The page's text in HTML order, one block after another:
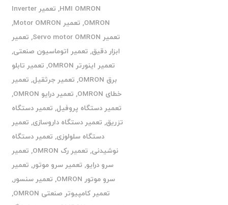
HMI OMRON
,
تعمیر Inverter
OMRON
, تعمیر Motor OMRON
,
تعمیر Servo motor OMRON
, تعمیر
ابزار دقیق, تعمیر اتوماسیون صنعتی,
تعمیر اینورتر OMRON
, تعمیر تابلو
برق OMRON
, تعمیر جرثقیل, تعمیر
خطای OMRON
, تعمیر درایو OMRON
,
تعمیر دستگاه پروفیل, تعمیر دستگاه
تزریق, تعمیر دستگاه داروسازی, تعمیر
دستگاه سلولوزی, تعمیر دستگاه
نوشیدنی, تعمیر رک OMRON , تعمیر
سرو درایو, تعمیر سرو موتور, تعمیر
سرو موتور OMRON
, تعمیر سنسور,
تعمیر کامپیوتر صنعتی OMRON
,